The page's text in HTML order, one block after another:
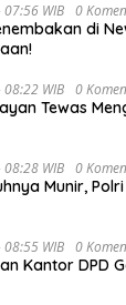
WIB 0
di
WIB 0
Tewas
WIB 0
Munir,
WIB 0
Kantor DPD